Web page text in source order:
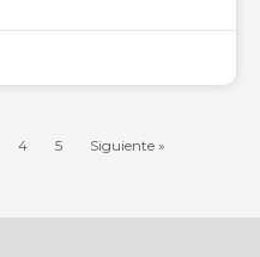
4 5 Siguiente »